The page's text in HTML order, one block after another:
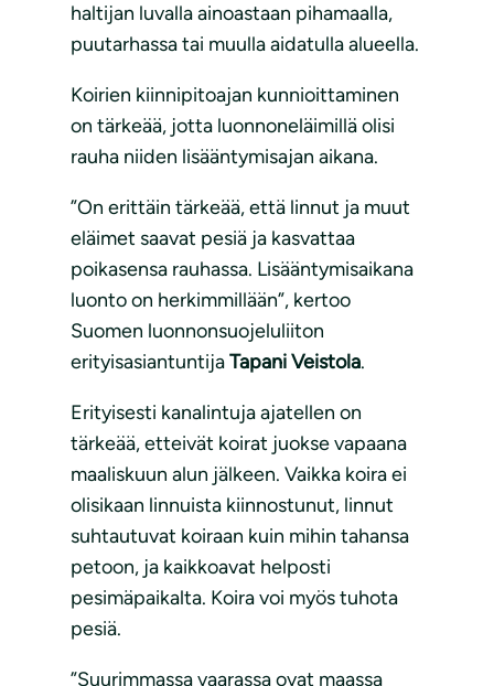
haltijan luvalla ainoastaan pihamaalla,
puutarhassa tai muulla aidatulla alueella.
Koirien kiinnipitoajan kunnioittaminen
on tärkeää, jotta luonnoneläimillä olisi
rauha niiden lisääntymisajan aikana.
”On erittäin tärkeää, että linnut ja muut
eläimet saavat pesiä ja kasvattaa
poikasensa rauhassa. Lisääntymisaikana
luonto on herkimmillään”, kertoo
Suomen luonnonsuojeluliiton
erityisasiantuntijaTapani Veistola.
Erityisesti kanalintuja ajatellen on
tärkeää, etteivät koirat juokse vapaana
maaliskuun alun jälkeen. Vaikka koira ei
olisikaan linnuista kiinnostunut, linnut
suhtautuvat koiraan kuin mihin tahansa
petoon, ja kaikkoavat helposti
pesimäpaikalta. Koira voi myös tuhota
pesiä.
”Suurimmassa vaarassa ovat maassa